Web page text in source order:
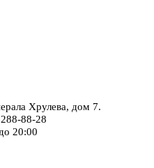
Хрулева, дом 7.
88-28
20:00